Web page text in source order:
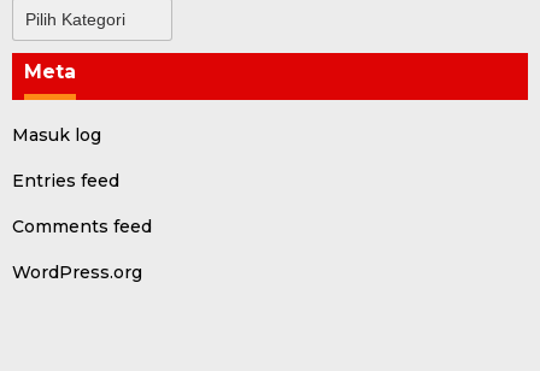
Meta
Masuk log
Entries feed
Comments feed
WordPress.org